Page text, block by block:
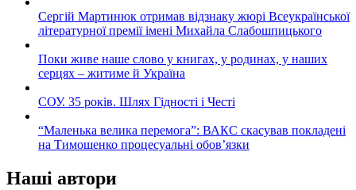
Сергій Мартинюк отримав відзнаку жюрі Всеукраїнської
літературної премії імені Михайла Слабошпицького
Поки живе наше слово у книгах, у родинах, у наших
серцях – житиме й Україна
СОУ. 35 років. Шлях Гідності і Честі
“Маленька велика перемога”: ВАКС скасував покладені
на Тимошенко процесуальні обов’язки
Наші автори